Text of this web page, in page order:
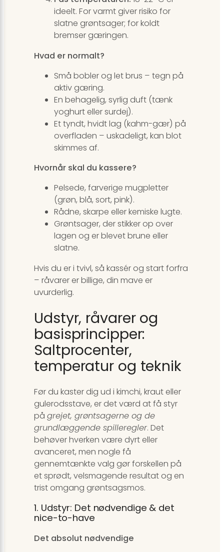
ideelt. For varmt giver risiko for
slatne grøntsager; for koldt
bremser gæringen.
Hvad er normalt?
Små bobler og let brus – tegn på
aktiv gæring.
En behagelig, syrlig duft (tænk
yoghurt eller surdej).
Et tyndt, hvidt lag (kahm-gær) på
overfladen – uskadeligt, kan blot
skimmes af.
Hvornår skal du kassere?
Pelsede, farverige mugpletter
(grøn, blå, sort, pink).
Rådne, skarpe eller kemiske lugte.
Grøntsager, der stikker op over
lagen og er blevet brune eller
slatne.
Hvis du er i tvivl, så kassér og start forfra
– råvarer er billige, din mave er
uvurderlig.
Udstyr, råvarer og
basisprincipper:
Saltprocenter,
temperatur og teknik
Før du kaster dig ud i kimchi, kraut eller
gulerodsstave, er det værd at få styr
på grejet, grøntsagerne og de
grundlæggende spilleregler. Det
behøver hverken være dyrt eller
avanceret, men nogle få
gennemtænkte valg gør forskellen på
et sprødt, velsmagende resultat og en
trist omgang grøntsagsmos.
1. Udstyr: Det nødvendige & det
nice-to-have
Det absolut nødvendige